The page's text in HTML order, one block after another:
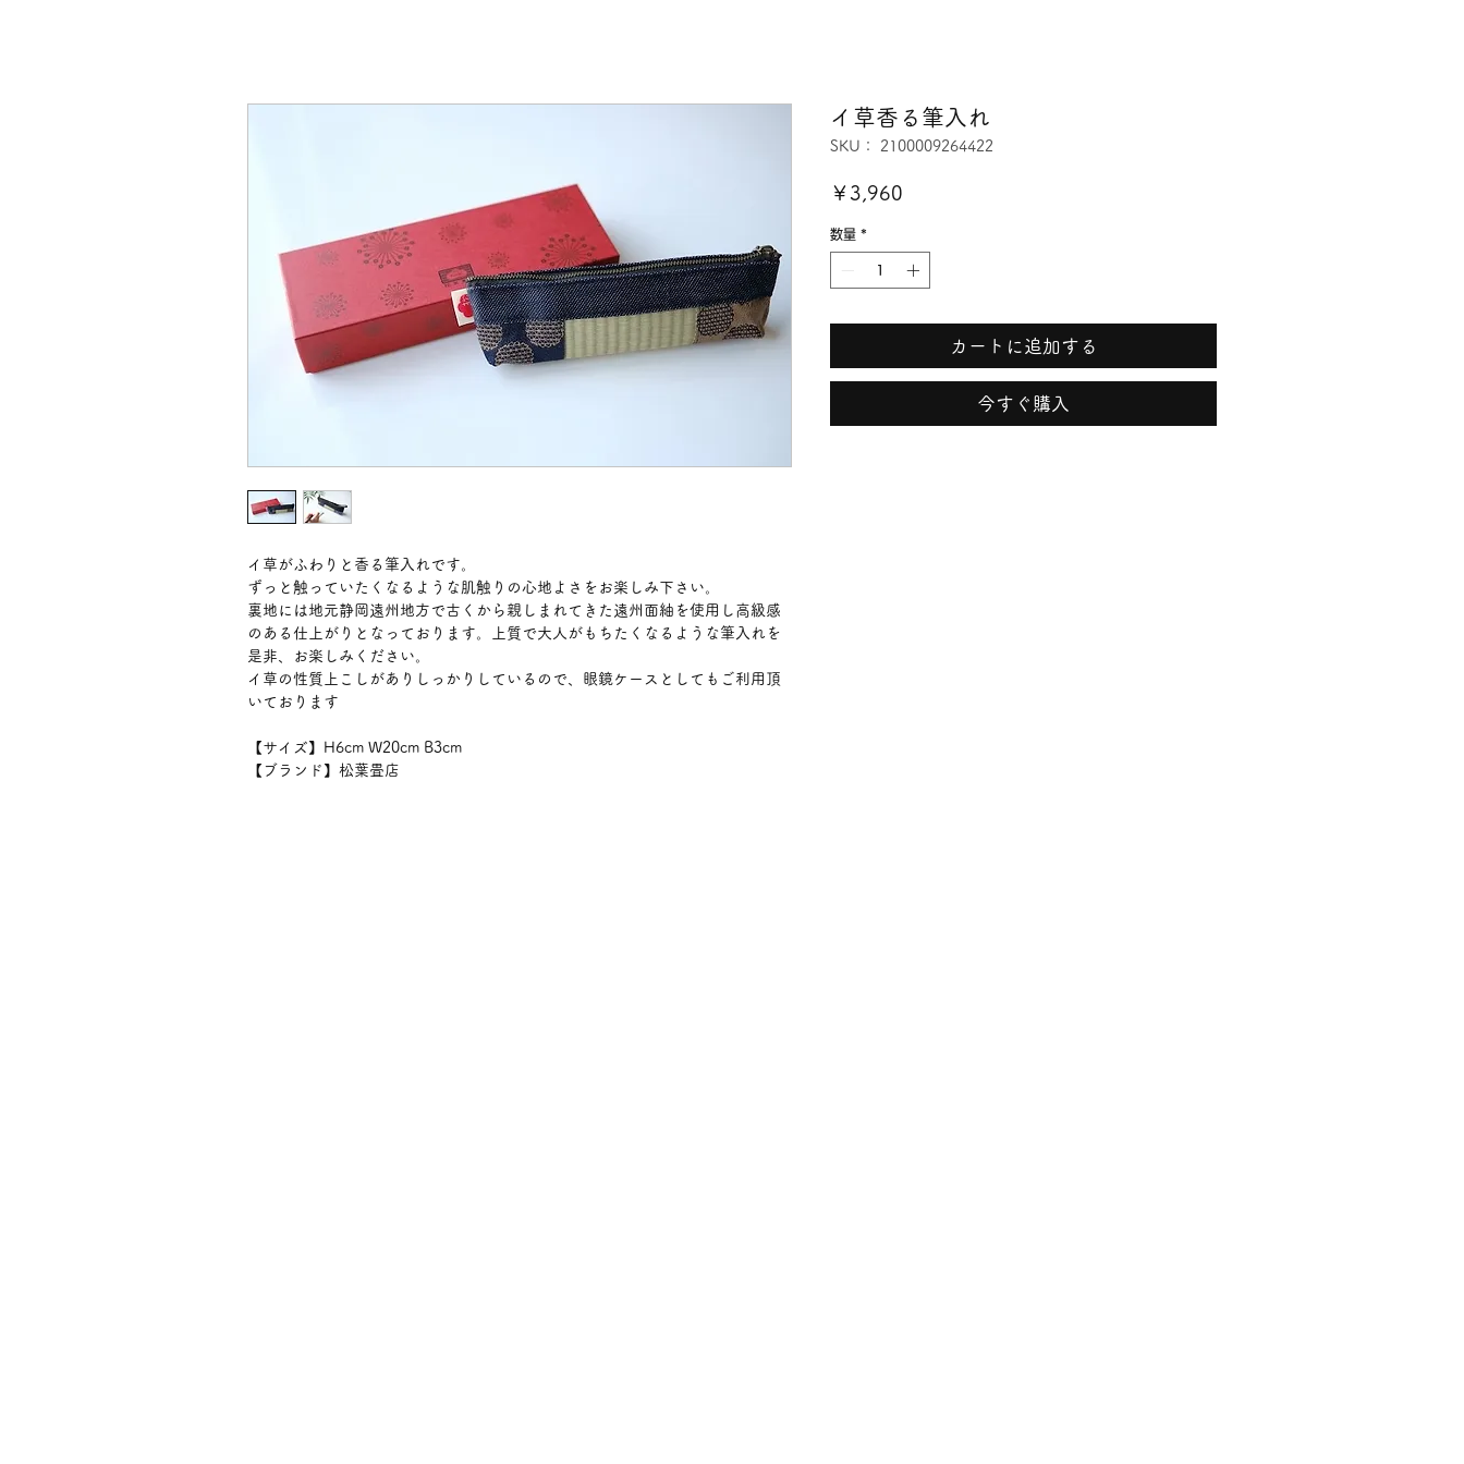
イ草がふわりと香る筆入れです。
ずっと触っていたくなるような肌触りの心地よさをお楽しみ下さい。
裏地には地元静岡遠州地方で古くから親しまれてきた遠州面紬を使用し高級感
のある仕上がりとなっております。上質で大人がもちたくなるような筆入れを
是非、お楽しみください。
イ草の性質上こしがありしっかりしているので、眼鏡ケースとしてもご利用頂
いております
【サイズ】H6cm W20cm B3cm
【ブランド】松葉畳店
イ草香る筆入れ
SKU： 2100009264422
￥3,960
数量 *
カートに追加する
今すぐ購入